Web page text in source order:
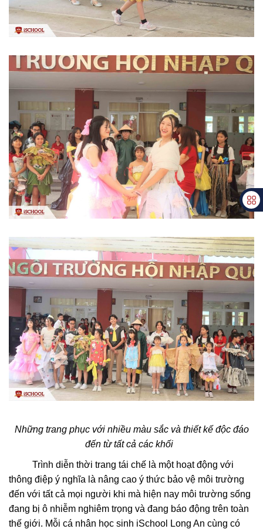
Những trang phục với nhiều màu sắc và thiết kế độc đáo
đến từ tất cả các khối
Trình diễn thời trang tái chế là một hoạt động với
thông điệp ý nghĩa là nâng cao ý thức bảo vệ môi trường
đến với tất cả mọi người khi mà hiện nay môi trường sống
đang bị ô nhiễm nghiêm trọng và đang báo động trên toàn
thế giới. Mỗi cá nhân học sinh iSchool Long An cùng có